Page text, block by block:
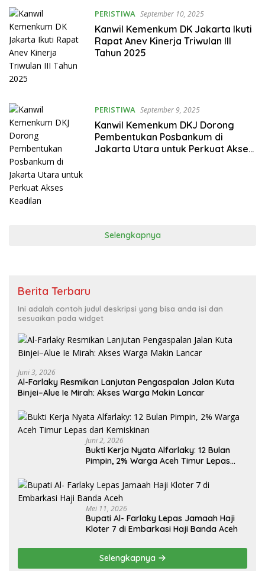
PERISTIWA September 10, 2025
Kanwil Kemenkum DK Jakarta Ikuti
Rapat Anev Kinerja Triwulan III
Tahun 2025
PERISTIWA September 9, 2025
Kanwil Kemenkum DKJ Dorong
Pembentukan Posbankum di
Jakarta Utara untuk Perkuat Akses
Selengkapnya
Berita Terbaru
Ini adalah contoh judul deskripsi yang bisa anda isi dan
sesuaikan pada widget
Juni 3, 2026
Al-Farlaky Resmikan Lanjutan Pengaspalan Jalan Kuta
Binjei–Alue Ie Mirah: Akses Warga Makin Lancar
Juni 2, 2026
Bukti Kerja Nyata Alfarlaky: 12 Bulan
Pimpin, 2% Warga Aceh Timur Lepas
Mei 11, 2026
Bupati Al- Farlaky Lepas Jamaah Haji
Kloter 7 di Embarkasi Haji Banda Aceh
Selengkapnya